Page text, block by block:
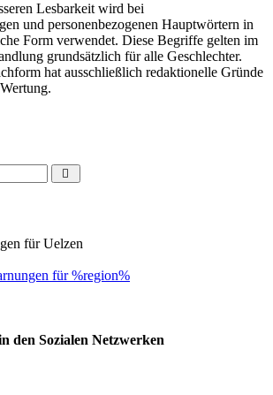
Lesbarkeit wird bei
und personenbezogenen Hauptwörtern in
Form verwendet. Diese Begriffe gelten im
grundsätzlich für alle Geschlechter.
hat ausschließlich redaktionelle Gründe
für Uelzen
den Sozialen Netzwerken